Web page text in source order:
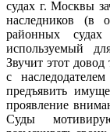
судах г. Москвы
наследников (в
районных
используемый
Звучит этот
с
предъявить
проявление
Суды